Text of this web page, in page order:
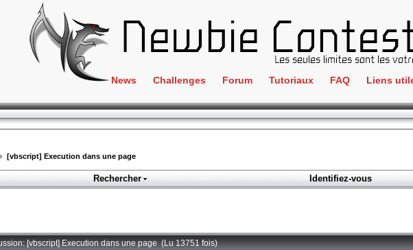
News Challenges
Crackme
ClientSide
Forensics
Programmation
Forum Tutoriaux FAQ Liens
IRC
[vbscript] Execution dans une page
Rechercher Identifiez-vous
[vbscript] Execution dans une page (Lu 13751 fois)